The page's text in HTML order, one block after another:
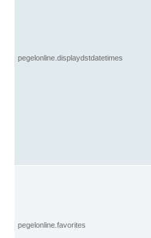
pegelonline.displaydstdatetimes
pegelonline.favorites